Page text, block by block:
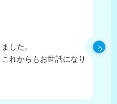
した。
れからもお世話になり